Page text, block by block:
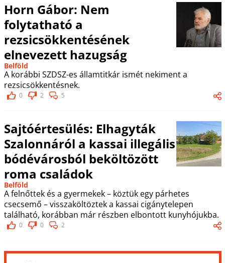
Horn Gábor: Nem
folytatható a
rezsicsökkentésének
elnevezett hazugság
Belföld
A korábbi SZDSZ-es államtitkár ismét nekiment a
rezsicsökkentésnek.
0 2 5
Sajtóértesülés: Elhagyták
Szalonnáról a kassai illegális
bódévárosból beköltözött
roma családok
Belföld
A felnőttek és a gyermekek – köztük egy párhetes
csecsemő – visszaköltöztek a kassai cigánytelepen
található, korábban már részben elbontott kunyhójukba.
0 0 2